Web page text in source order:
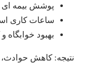
پوشش بیمه ای
ساعات کاری
بهبود خوابگاه
نتیجه: کاهش